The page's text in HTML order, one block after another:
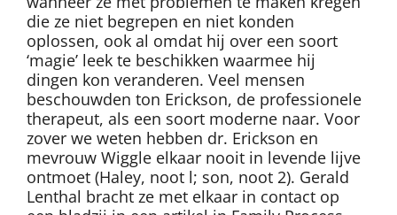
die ze niet begrepen en niet konden
oplossen, ook al omdat hij over een soort
‘magie’ leek te beschikken waarmee hij
dingen kon veranderen. Veel mensen
beschouwden ton Erickson, de professionele
therapeut, als een soort moderne naar. Voor
zover we weten hebben dr. Erickson en
mevrouw Wiggle elkaar nooit in levende lijve
ontmoet (Haley, noot l; son, noot 2). Gerald
Lenthal bracht ze met elkaar in contact op